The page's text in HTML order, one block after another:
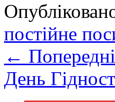
постійне
←
День